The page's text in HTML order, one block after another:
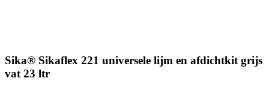
Sika® Sikaflex 221 universele lijm en afdichtkit grijs
vat 23 ltr